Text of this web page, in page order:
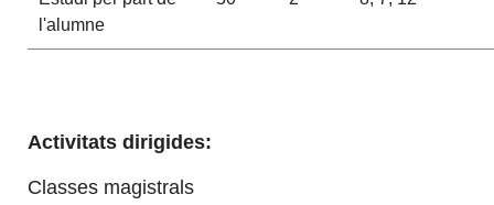
l'alumne
Activitats dirigides:
Classes magistrals